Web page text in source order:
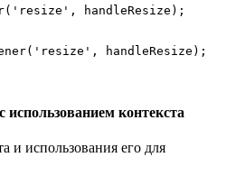
handleResize);
handleResize);
использованием контекста
и использования его для